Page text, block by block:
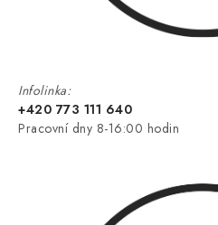
Infolinka:
+420 773 111 640
Pracovní dny 8-16:00 hodin